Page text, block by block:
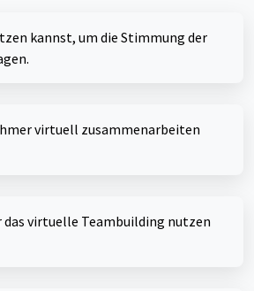
kannst, um die Stimmung der
virtuell zusammenarbeiten
das virtuelle Teambuilding nutzen